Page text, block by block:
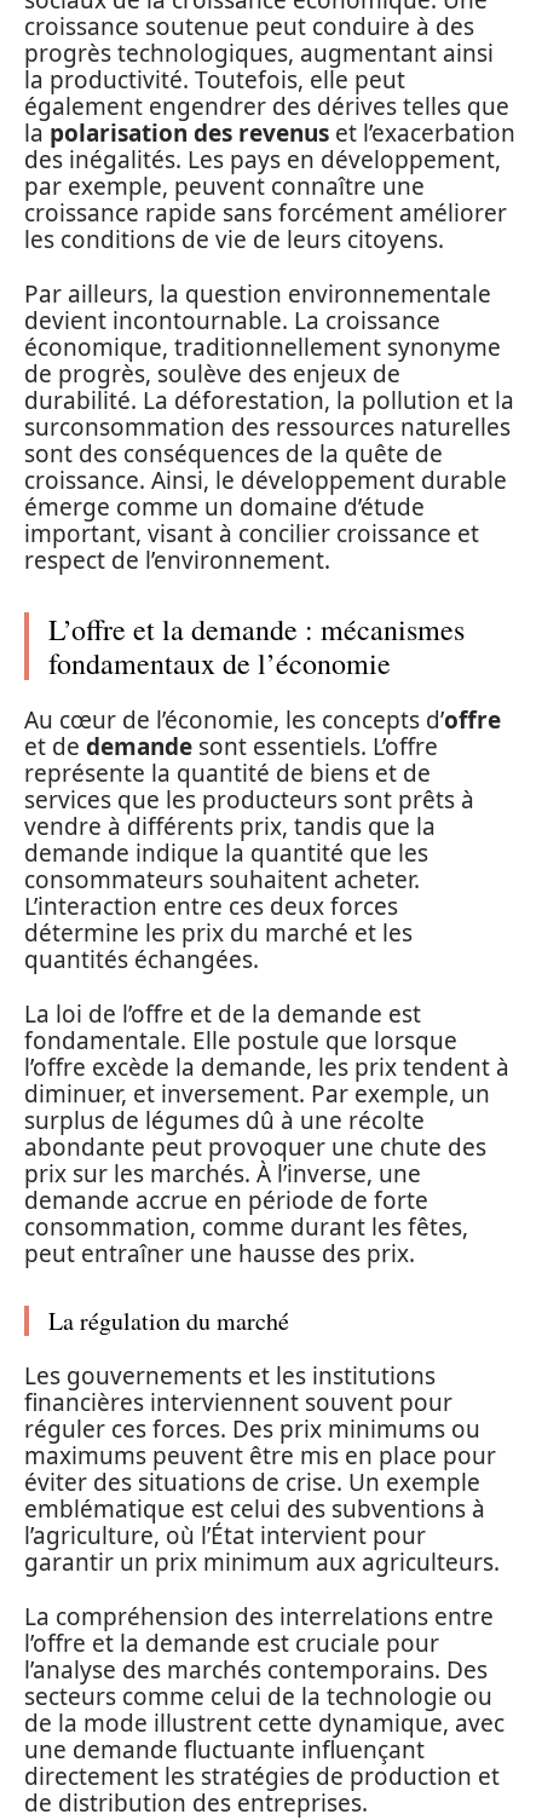
croissance soutenue peut conduire à des
progrès technologiques, augmentant ainsi
la productivité. Toutefois, elle peut
également engendrer des dérives telles que
la polarisation des revenus et l’exacerbation
des inégalités. Les pays en développement,
par exemple, peuvent connaître une
croissance rapide sans forcément améliorer
les conditions de vie de leurs citoyens.
Par ailleurs, la question environnementale
devient incontournable. La croissance
économique, traditionnellement synonyme
de progrès, soulève des enjeux de
durabilité. La déforestation, la pollution et la
surconsommation des ressources naturelles
sont des conséquences de la quête de
croissance. Ainsi, le développement durable
émerge comme un domaine d’étude
important, visant à concilier croissance et
respect de l’environnement.
L’offre et la demande : mécanismes
fondamentaux de l’économie
Au cœur de l’économie, les concepts d’offre
et de demande sont essentiels. L’offre
représente la quantité de biens et de
services que les producteurs sont prêts à
vendre à différents prix, tandis que la
demande indique la quantité que les
consommateurs souhaitent acheter.
L’interaction entre ces deux forces
détermine les prix du marché et les
quantités échangées.
La loi de l’offre et de la demande est
fondamentale. Elle postule que lorsque
l’offre excède la demande, les prix tendent à
diminuer, et inversement. Par exemple, un
surplus de légumes dû à une récolte
abondante peut provoquer une chute des
prix sur les marchés. À l’inverse, une
demande accrue en période de forte
consommation, comme durant les fêtes,
peut entraîner une hausse des prix.
La régulation du marché
Les gouvernements et les institutions
financières interviennent souvent pour
réguler ces forces. Des prix minimums ou
maximums peuvent être mis en place pour
éviter des situations de crise. Un exemple
emblématique est celui des subventions à
l’agriculture, où l’État intervient pour
garantir un prix minimum aux agriculteurs.
La compréhension des interrelations entre
l’offre et la demande est cruciale pour
l’analyse des marchés contemporains. Des
secteurs comme celui de la technologie ou
de la mode illustrent cette dynamique, avec
une demande fluctuante influençant
directement les stratégies de production et
de distribution des entreprises.